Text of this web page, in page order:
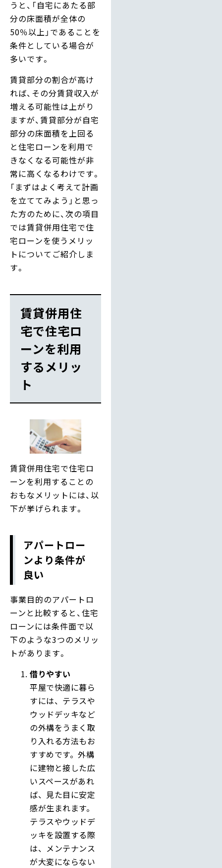
うと、「自宅にあたる部
分の床面積が全体の
50％以上」であることを
条件としている場合が
多いです。
賃貸部分の割合が高け
れば、その分賃貸収入が
増える可能性は上がり
ますが、賃貸部分が自宅
部分の床面積を上回る
と住宅ローンを利用で
きなくなる可能性が非
常に高くなるわけです。
「まずはよく考えて計画
を立ててみよう」と思っ
た方のために、次の項目
では賃貸併用住宅で住
宅ローンを使うメリッ
トについてご紹介しま
す。
賃貸併用住
宅で住宅ロ
ーンを利用
するメリッ
ト
賃貸併用住宅で住宅ロ
ーンを利用することの
おもなメリットには、以
下が挙げられます。
アパートロー
ンより条件が
良い
事業目的のアパートロ
ーンと比較すると、住宅
ローンには条件面で以
下のような3つのメリッ
トがあります。
借りやすい
平屋で快適に暮ら
すには、テラスや
ウッドデッキなど
の外構をうまく取
り入れる方法もお
すすめです。外構
に建物と接した広
いスペースがあれ
ば、見た目に安定
感が生まれます。
テラスやウッドデ
ッキを設置する際
は、メンテナンス
が大変にならない